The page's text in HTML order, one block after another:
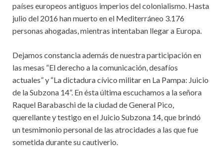
países europeos antiguos imperios del colonialismo. Hasta
julio del 2016 han muerto en el Mediterráneo 3.176
personas ahogadas, mientras intentaban llegar a Europa.
Dejamos constancia además de nuestra participación en
las mesas “El derecho a la comunicación, desafíos
actuales” y “La dictadura cívico militar en La Pampa: Juicio
de la Subzona 14”. En ésta última escuchamos a la señora
Raquel Barabaschi de la ciudad de General Pico,
querellante y testigo en el Juicio Subzona 14, que brindó
un tesmimonio personal de las atrocidades a las que fue
sometida durante su cautiverio.